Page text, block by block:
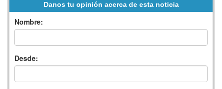
Danos tu opinión acerca de esta noticia
Nombre:
Desde: